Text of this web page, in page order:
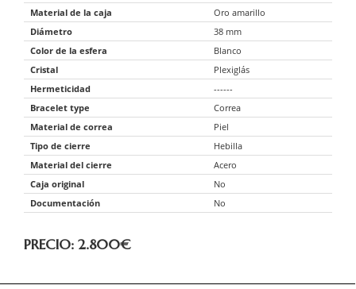
Material de la caja
Oro amarillo
Diámetro
38 mm
Color de la esfera
Blanco
Cristal
Plexiglás
Hermeticidad
------
Bracelet type
Correa
Material de correa
Piel
Tipo de cierre
Hebilla
Material del cierre
Acero
Caja original
No
Documentación
No
PRECIO: 2.800€